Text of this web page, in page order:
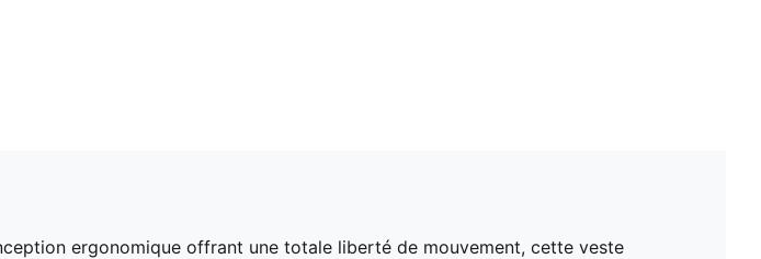
ergonomique offrant une totale liberté de mouvement, cette veste